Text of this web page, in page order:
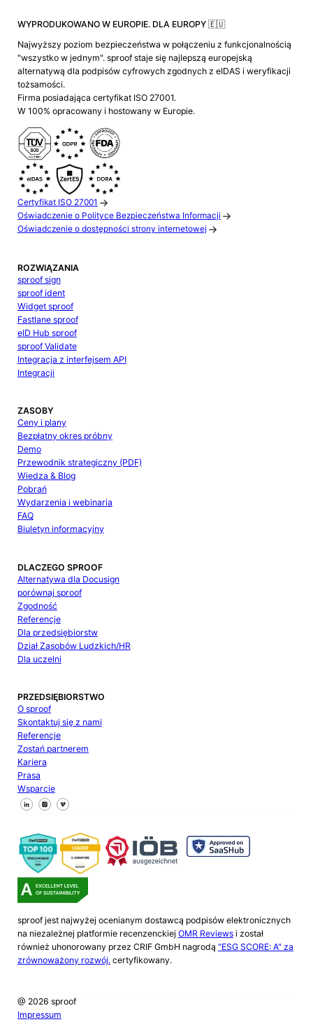
WYPRODUKOWANO W EUROPIE. DLA EUROPY 🇪🇺
Najwyższy poziom bezpieczeństwa w połączeniu z funkcjonalnością
"wszystko w jednym". sproof staje się najlepszą europejską
alternatywą dla podpisów cyfrowych zgodnych z eIDAS i weryfikacji
tożsamości.
Firma posiadająca certyfikat ISO 27001.
W 100% opracowany i hostowany w Europie.
Certyfikat ISO 27001
Oświadczenie o Polityce Bezpieczeństwa Informacji
Oświadczenie o dostępności strony internetowej
ROZWIĄZANIA
sproof sign
sproof ident
Widget sproof
Fastlane sproof
eID Hub sproof
sproof Validate
Integracja z interfejsem API
Integracji
ZASOBY
Ceny i plany
Bezpłatny okres próbny
Demo
Przewodnik strategiczny (PDF)
Wiedza & Blog
Pobrań
Wydarzenia i webinaria
FAQ
Biuletyn informacyjny
DLACZEGO SPROOF
Alternatywa dla Docusign
porównaj sproof
Zgodność
Referencje
Dla przedsiębiorstw
Dział Zasobów Ludzkich/HR
Dla uczelni
PRZEDSIĘBIORSTWO
O sproof
Skontaktuj się z nami
Referencje
Zostań partnerem
Kariera
Prasa
Wsparcie
Śledź nas na Facebooku
Śledź nas na X
Śledź nas na LinkedIn
sproof jest najwyżej ocenianym dostawcą podpisów elektronicznych
na niezależnej platformie recenzenckiej OMR Reviewsi został
również uhonorowany przez CRIF GmbH nagrodą "ESG SCORE: A" za
zrównoważony rozwój.certyfikowany.
@ 2026 sproof
Impressum